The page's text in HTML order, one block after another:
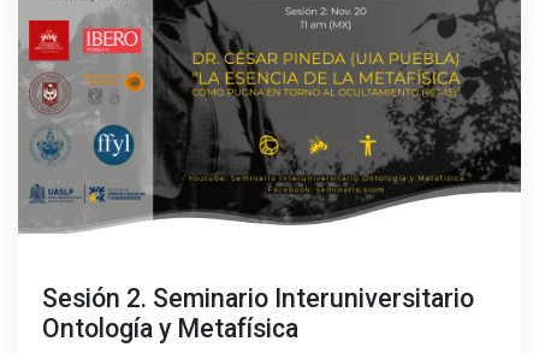
Sesión 2. Seminario Interuniversitario
Ontología y Metafísica